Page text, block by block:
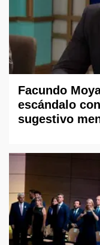
Facundo
escándalo
sugestivo